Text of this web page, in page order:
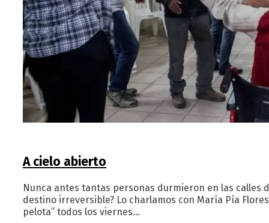
A cielo abierto
Nunca antes tantas personas durmieron en las
destino irreversible? Lo charlamos con María Pía
pelota” todos los viernes…